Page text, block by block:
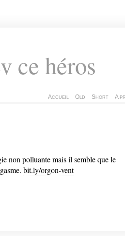
ce héros
Accueil Old Short A
non polluante mais il semble que le
bit.ly/orgon-vent